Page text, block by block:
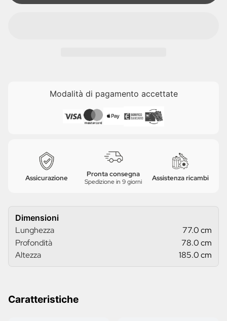
Modalità di pagamento accettate
Assicurazione Pronta consegna
Spedizione in 9 giorni Assistenza ricambi
Dimensioni
Lunghezza
77.0 cm
Profondità
78.0 cm
Altezza
185.0 cm
Caratteristiche